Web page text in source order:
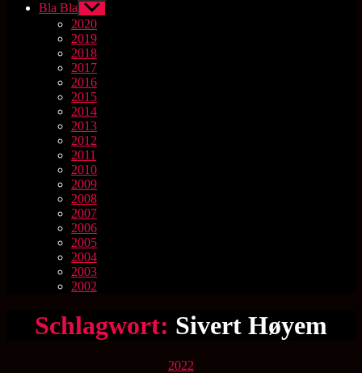
Bla Bla Untermenü
anzeigen
2020
2019
2018
2017
2016
2015
2014
2013
2012
2011
2010
2009
2008
2007
2006
2005
2004
2003
2002
Schlagwort: Sivert Høyem
Kategorien
2022